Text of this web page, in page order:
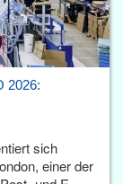
2026:
sich
einer der